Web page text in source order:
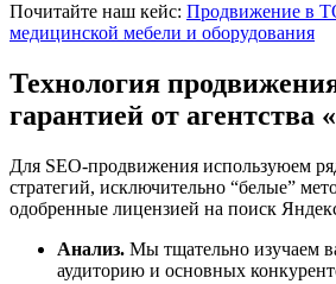
Почитайте наш кейс: Продвижение в
медицинской мебели и оборудования
Технология
гарантией от агентства
Для SEO-продвижения используюем
стратегий, исключительно “белые”
одобренные лицензией на поиск
Анализ. Мы тщательно изучаем
аудиторию и основных